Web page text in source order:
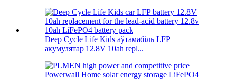
Deep Cycle Life Kids аўтамабіль LFP
акумулятар 12.8V 10ah repl...